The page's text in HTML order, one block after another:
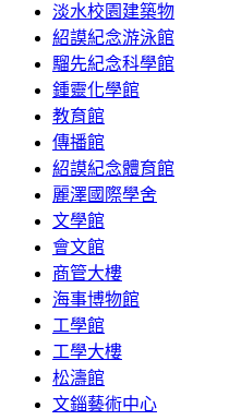
淡水校園建築物
紹謨紀念游泳館
騮先紀念科學館
鍾靈化學館
教育館
傳播館
紹謨紀念體育館
麗澤國際學舍
文學館
會文館
商管大樓
海事博物館
工學館
工學大樓
松濤館
文錙藝術中心